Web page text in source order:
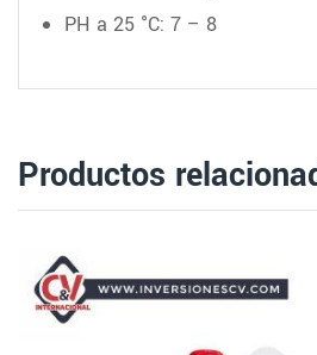
PH a 25 °C: 7 – 8
Productos